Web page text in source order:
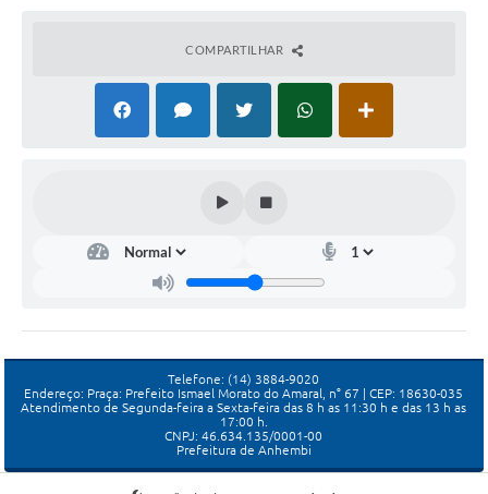
COMPARTILHAR
Telefone: (14) 3884-9020
Endereço: Praça: Prefeito Ismael Morato do Amaral, n° 67 | CEP: 18630-035
Atendimento de Segunda-feira a Sexta-feira das 8 h as 11:30 h e das 13 h as
17:00 h.
CNPJ: 46.634.135/0001-00
Prefeitura de Anhembi